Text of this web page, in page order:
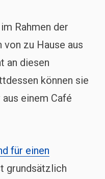
Rahmen der
zu Hause aus
an diesen
können sie
einem Café
für einen
grundsätzlich